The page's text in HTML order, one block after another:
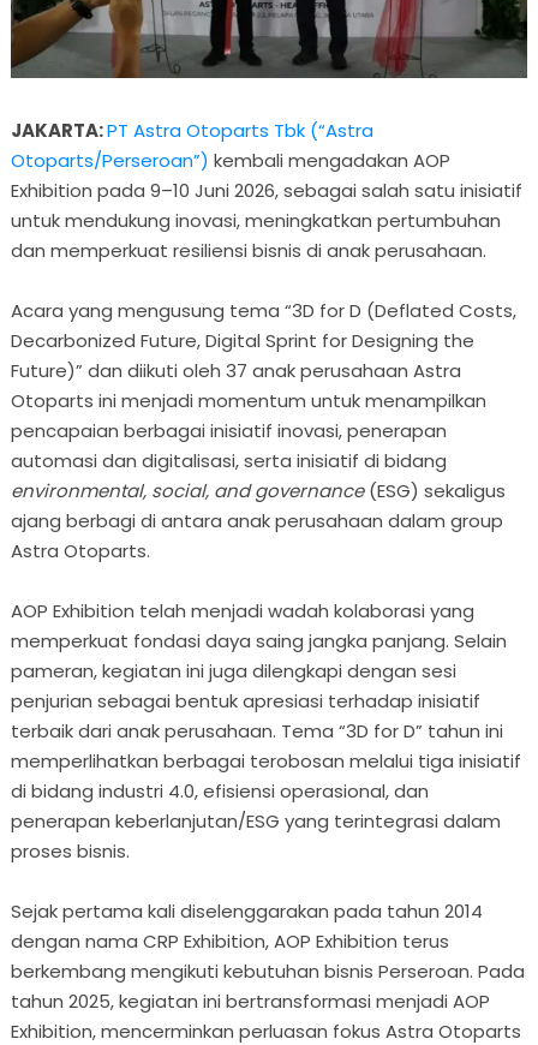
JAKARTA:PT Astra Otoparts Tbk (“Astra
Otoparts/Perseroan”) kembali mengadakan AOP
Exhibition pada 9–10 Juni 2026, sebagai salah satu inisiatif
untuk mendukung inovasi, meningkatkan pertumbuhan
dan memperkuat resiliensi bisnis di anak perusahaan.
Acara yang mengusung tema “3D for D (Deflated Costs,
Decarbonized Future, Digital Sprint for Designing the
Future)” dan diikuti oleh 37 anak perusahaan Astra
Otoparts ini menjadi momentum untuk menampilkan
pencapaian berbagai inisiatif inovasi, penerapan
automasi dan digitalisasi, serta inisiatif di bidang
environmental, social, and governance(ESG) sekaligus
ajang berbagi di antara anak perusahaan dalam group
Astra Otoparts.
AOP Exhibition telah menjadi wadah kolaborasi yang
memperkuat fondasi daya saing jangka panjang. Selain
pameran, kegiatan ini juga dilengkapi dengan sesi
penjurian sebagai bentuk apresiasi terhadap inisiatif
terbaik dari anak perusahaan. Tema “3D for D” tahun ini
memperlihatkan berbagai terobosan melalui tiga inisiatif
di bidang industri 4.0, efisiensi operasional, dan
penerapan keberlanjutan/ESG yang terintegrasi dalam
proses bisnis.
Sejak pertama kali diselenggarakan pada tahun 2014
dengan nama CRP Exhibition, AOP Exhibition terus
berkembang mengikuti kebutuhan bisnis Perseroan. Pada
tahun 2025, kegiatan ini bertransformasi menjadi AOP
Exhibition, mencerminkan perluasan fokus Astra Otoparts